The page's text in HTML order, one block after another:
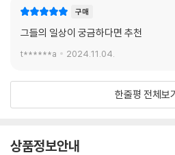
구매
그들의 일상이 궁금하다면 추천
t******a 2024.11.04.
한줄평 전체보
상품정보안내